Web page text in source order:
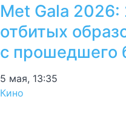
Met Gala
отбитых
с прошедшего
5 мая, 13:35
Кино